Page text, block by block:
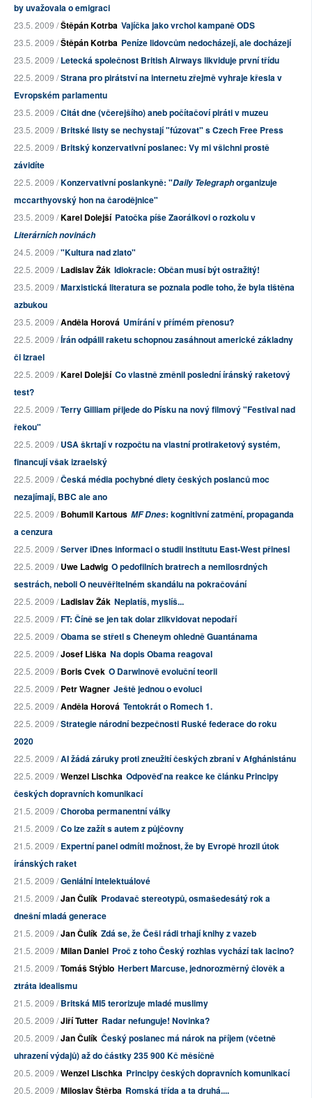
by uvažovala o emigraci
23.5. 2009 /Štěpán Kotrba Vajíčka jako vrchol kampaně ODS
23.5. 2009 /Štěpán Kotrba Peníze lidovcům nedocházejí, ale docházejí
23.5. 2009 /Letecká společnost British Airways likviduje první třídu
22.5. 2009 /Strana pro pirátství na internetu zřejmě vyhraje křesla v
Evropském parlamentu
23.5. 2009 /Citát dne (včerejšího) aneb počítačoví piráti v muzeu
23.5. 2009 /Britské listy se nechystají "fúzovat" s Czech Free Press
22.5. 2009 /Britský konzervativní poslanec: Vy mi všichni prostě
závidíte
22.5. 2009 /Konzervativní poslankyně: "Daily Telegraphorganizuje
mccarthyovský hon na čarodějnice"
23.5. 2009 /Karel Dolejší Patočka píše Zaorálkovi o rozkolu v
Literárních novinách
24.5. 2009 /"Kultura nad zlato"
22.5. 2009 /Ladislav Žák Idiokracie: Občan musí být ostražitý!
23.5. 2009 /Marxistická literatura se poznala podle toho, že byla tištěna
azbukou
23.5. 2009 /Anděla Horová Umírání v přímém přenosu?
22.5. 2009 /Írán odpálil raketu schopnou zasáhnout americké základny
či Izrael
22.5. 2009 /Karel Dolejší Co vlastně změnil poslední íránský raketový
test?
22.5. 2009 /Terry Gilliam přijede do Písku na nový filmový "Festival nad
řekou"
22.5. 2009 /USA škrtají v rozpočtu na vlastní protiraketový systém,
financují však izraelský
22.5. 2009 /Česká média pochybné diety českých poslanců moc
nezajímají, BBC ale ano
22.5. 2009 /Bohumil Kartous MF Dnes: kognitivní zatmění, propaganda
a cenzura
22.5. 2009 /Server iDnes informaci o studii institutu East-West přinesl
22.5. 2009 /Uwe Ladwig O pedofilních bratrech a nemilosrdných
sestrách, neboli O neuvěřitelném skandálu na pokračování
22.5. 2009 /Ladislav Žák Neplatíš, myslíš...
22.5. 2009 /FT: Číně se jen tak dolar zlikvidovat nepodaří
22.5. 2009 /Obama se střetl s Cheneym ohledně Guantánama
22.5. 2009 /Josef Liška Na dopis Obama reagoval
22.5. 2009 /Boris Cvek O Darwinově evoluční teorii
22.5. 2009 /Petr Wagner Ještě jednou o evoluci
22.5. 2009 /Anděla Horová Tentokrát o Romech 1.
22.5. 2009 /Strategie národní bezpečnosti Ruské federace do roku
2020
22.5. 2009 /AI žádá záruky proti zneužití českých zbraní v Afghánistánu
22.5. 2009 /Wenzel Lischka Odpověď na reakce ke článku Principy
českých dopravních komunikací
21.5. 2009 /Choroba permanentní války
21.5. 2009 /Co lze zažít s autem z půjčovny
21.5. 2009 /Expertní panel odmítl možnost, že by Evropě hrozil útok
íránských raket
21.5. 2009 /Geniální intelektuálové
21.5. 2009 /Jan Čulík Prodavač stereotypů, osmašedesátý rok a
dnešní mladá generace
21.5. 2009 /Jan Čulík Zdá se, že Češi rádi trhají knihy z vazeb
21.5. 2009 /Milan Daniel Proč z toho Český rozhlas vychází tak lacino?
21.5. 2009 /Tomáš Stýblo Herbert Marcuse, jednorozměrný člověk a
ztráta idealismu
21.5. 2009 /Britská MI5 terorizuje mladé muslimy
20.5. 2009 /Jiří Tutter Radar nefunguje! Novinka?
20.5. 2009 /Jan Čulík Český poslanec má nárok na příjem (včetně
uhrazení výdajů) až do částky 235 900 Kč měsíčně
20.5. 2009 /Wenzel Lischka Principy českých dopravních komunikací
20.5. 2009 /Miloslav Štěrba Romská třída a ta druhá....